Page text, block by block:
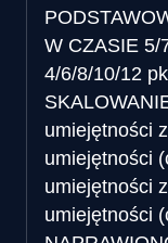
W CZASIE 5/
4/6/8/10/12
umiejętności
umiejętności
umiejętności
umiejętności